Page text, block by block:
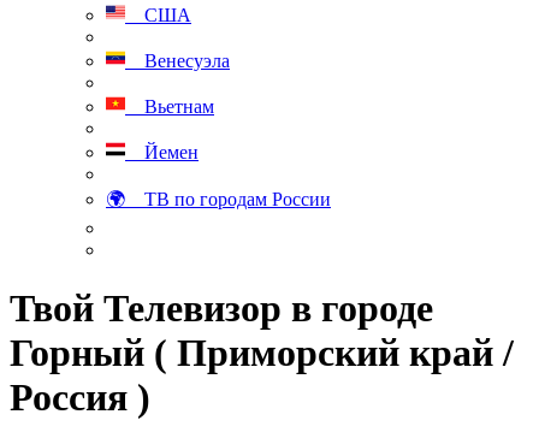
США
Венесуэла
Вьетнам
Йемен
🌍 ТВ по городам России
Твой Телевизор в городе
Горный ( Приморский край /
Россия )